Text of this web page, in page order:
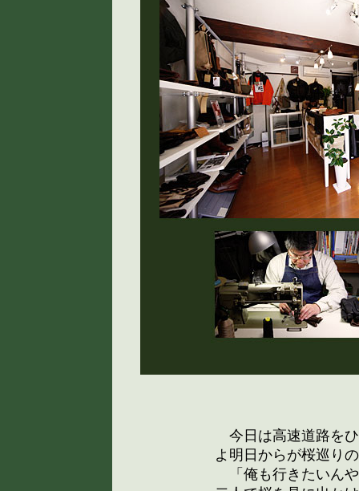
今日は高速道路を
よ明日からが桜巡り
「俺も行きたいん